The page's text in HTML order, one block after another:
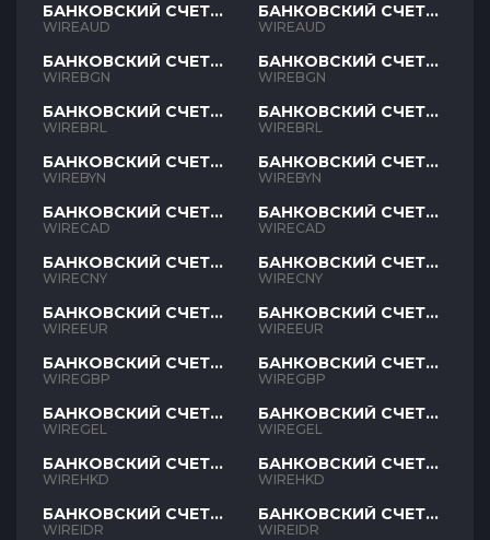
БАНКОВСКИЙ СЧЕТ
AUD
WIREAUD
БАНКОВСКИЙ СЧЕТ
BGN
WIREBGN
БАНКОВСКИЙ СЧЕТ
BRL
WIREBRL
БАНКОВСКИЙ СЧЕТ
BYN
WIREBYN
БАНКОВСКИЙ СЧЕТ
CAD
WIRECAD
БАНКОВСКИЙ СЧЕТ
CNY
WIRECNY
БАНКОВСКИЙ СЧЕТ
EUR
WIREEUR
БАНКОВСКИЙ СЧЕТ
GBP
WIREGBP
БАНКОВСКИЙ СЧЕТ
GEL
WIREGEL
БАНКОВСКИЙ СЧЕТ
HKD
WIREHKD
БАНКОВСКИЙ СЧЕТ
IDR
WIREIDR
БАНКОВСКИЙ СЧЕТ
AUD
WIREAUD
БАНКОВСКИЙ СЧЕТ
BGN
WIREBGN
БАНКОВСКИЙ СЧЕТ
BRL
WIREBRL
БАНКОВСКИЙ СЧЕТ
BYN
WIREBYN
БАНКОВСКИЙ СЧЕТ
CAD
WIRECAD
БАНКОВСКИЙ СЧЕТ
CNY
WIRECNY
БАНКОВСКИЙ СЧЕТ
EUR
WIREEUR
БАНКОВСКИЙ СЧЕТ
GBP
WIREGBP
БАНКОВСКИЙ СЧЕТ
GEL
WIREGEL
БАНКОВСКИЙ СЧЕТ
HKD
WIREHKD
БАНКОВСКИЙ СЧЕТ
IDR
WIREIDR